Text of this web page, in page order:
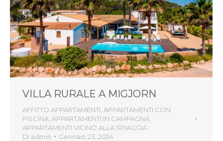
VILLA RURALE A MIGJORN
AFFITTO APPARTAMENTI APPARTAMENTI CON
PISCINA APPARTAMENTI IN CAMPAGNA
APPARTAMENTI VICINO ALLA SPIAGGIA
Di admin Gennaio 23, 2024